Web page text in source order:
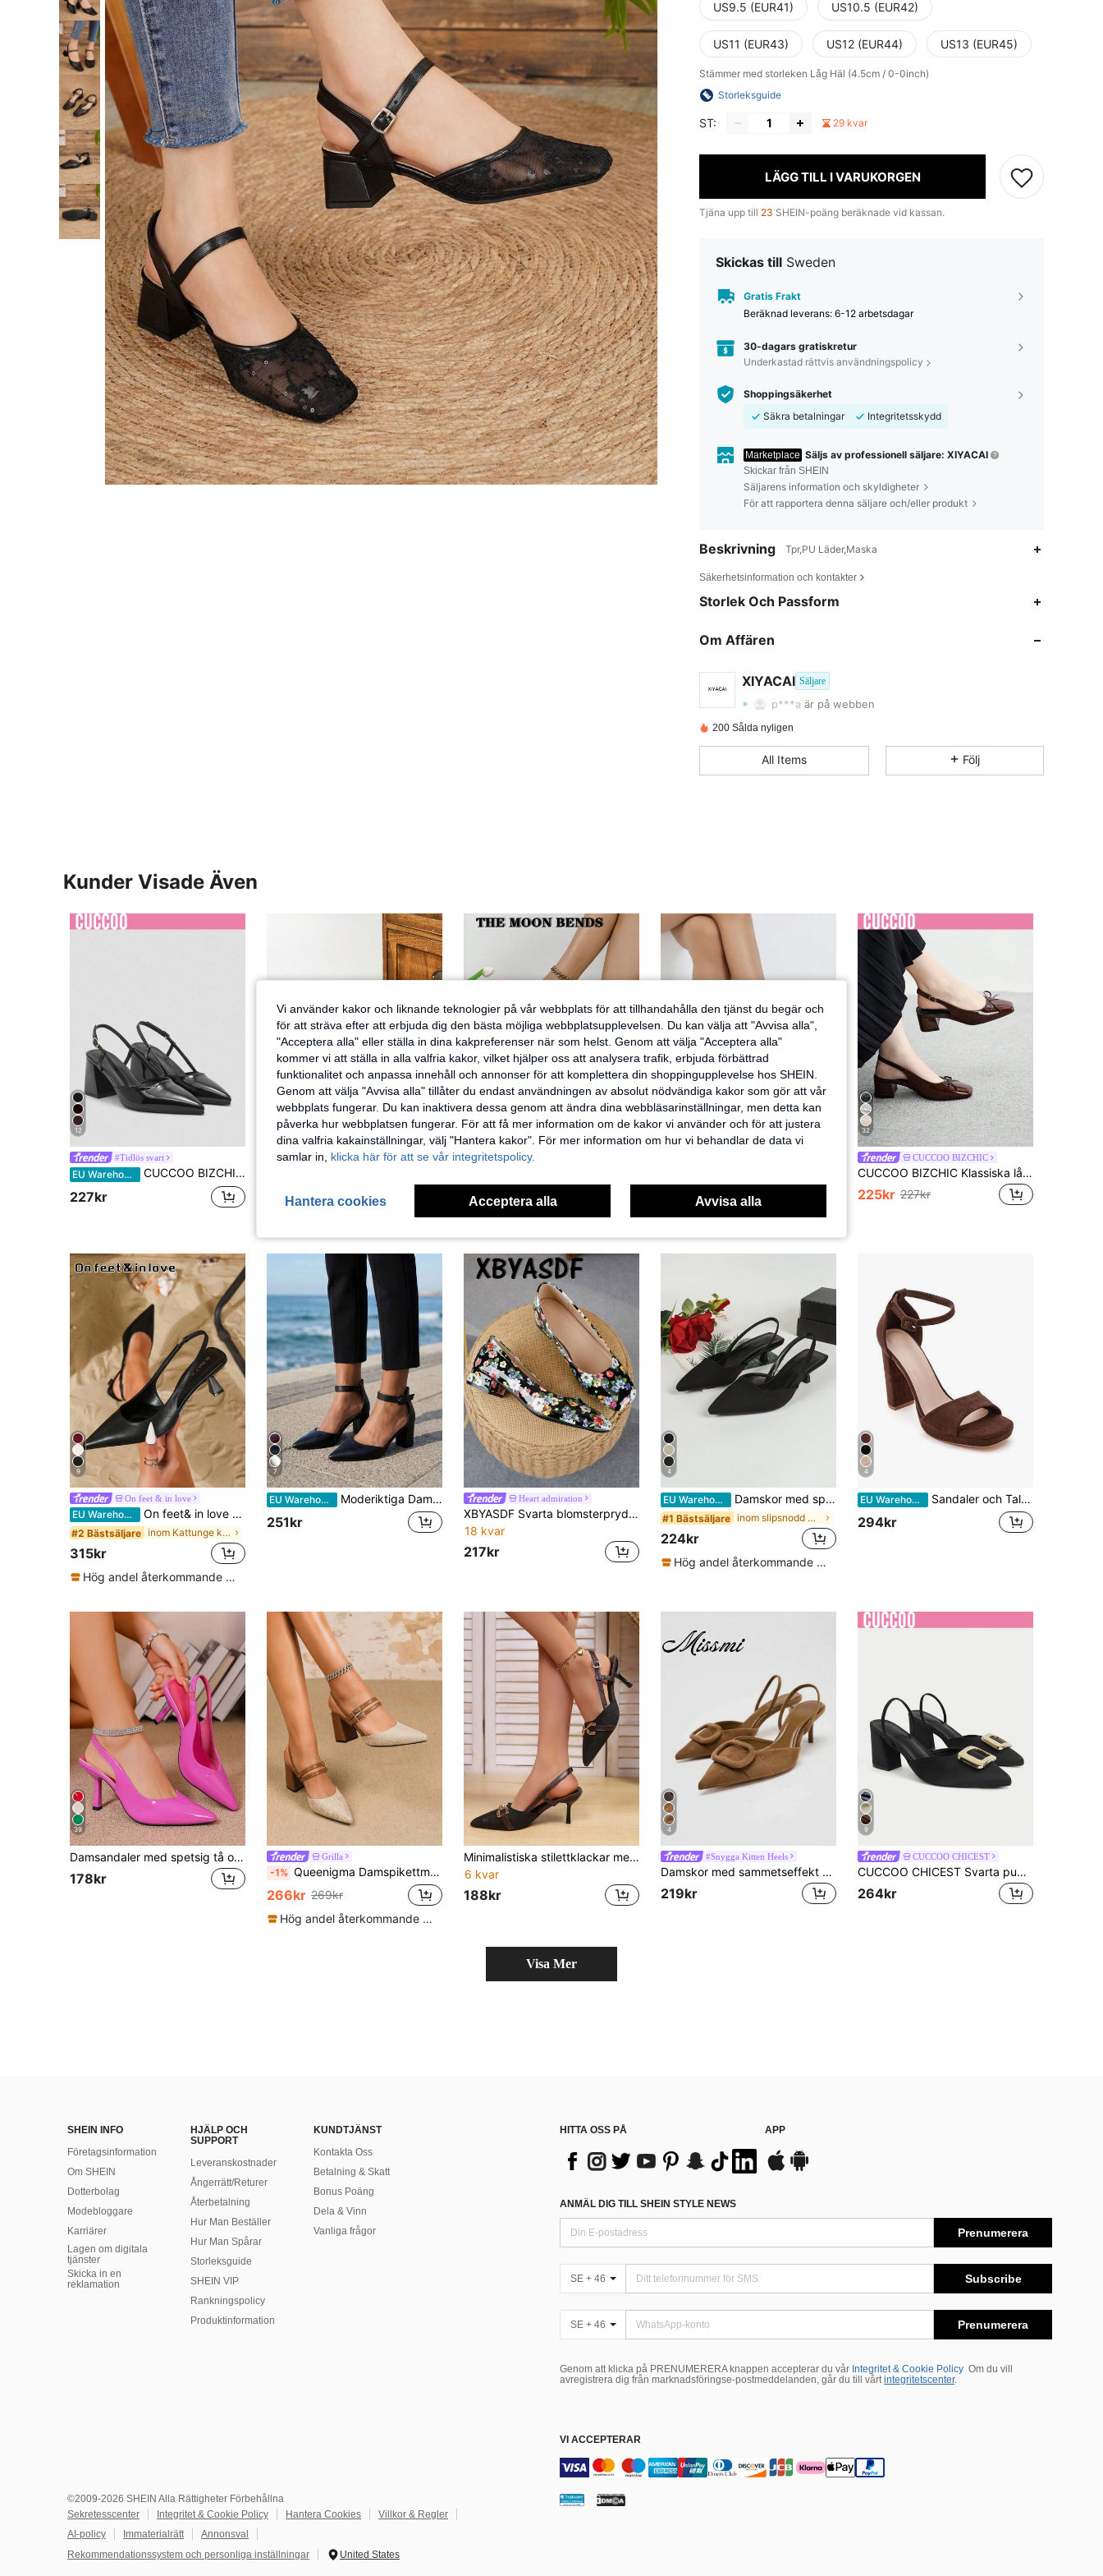
US9.5 (EUR41) US10.5 (EUR42)
US11 (EUR43) US12 (EUR44) US13 (EUR45)
Stämmer med storleken Låg Häl (4.5cm / 0-0inch)
Storleksguide
ST: 29 kvar
LÄGG TILL I VARUKORGEN
Tjäna upp till 23 SHEIN-poäng beräknade vid kassan.
Skickas till Sweden
Gratis Frakt
Beräknad leverans: 6-12 arbetsdagar
30-dagars gratiskretur
Underkastad rättvis användningspolicy
Shoppingsäkerhet
Säkra betalningar
Integritetsskydd
Marketplace Säljs av professionell säljare: XIYACAI
Skickar från SHEIN
Säljarens information och skyldigheter
För att rapportera denna säljare och/eller produkt
Beskrivning Tpr,PU Läder,Maska
Säkerhetsinformation och kontakter
Storlek Och Passform
Om Affären
XIYACAI Säljare
4.00 10
4.00
4.00 10
p***a är på webben
200 Sålda nyligen
All Items Följ
Kunder Visade Även
12
#Tidlös svart
EU Warehouse CUCCOO BIZCHIC Dammode Svart öppen klack spetsad tå med mitten av chunky hälpumpar, klassisk minimalistisk design Lämplig för pendling, datum, fest, semester, bröllop
227kr
2026 nya eleganta högklackade skor för kvinnor, pumps med fyrkantig tå, kraftig klack och låg vamp, rosettdesign, mångsidiga pendlar-skor med kraftig klack
5 32
CUCCOO BIZCHIC
CUCCOO BIZCHIC Klassiska låga pumps med grov klack i kaffefärg för kvinnor, eleganta för vardagsbruk, pendling och kontor till jul
225kr 227kr
9
On feet & in love
EU Warehouse On feet& in love Dammode Eleganta Spetsig Tå Högklackade Slingback Pumps Lämpliga För Klädmatchning, Eleganta, Kitten Heels
#2 Bästsäljare inom Kattunge klackar Kvinnor Pumpar
315kr
Hög andel återkommande kunder
7
EU Warehouse Moderiktiga Damskor Enfärgade Pu-läder Pumps Snygga Högklackade Skor
251kr
Heart admiration
XBYASDF Svarta blomsterprydda pumps för kvinnor med fyrkantig tå, kraftig klack, glansig låg vrist, slip-on, 3 cm låg klack, mångsidiga skor för pendling och dejt
18 kvar
217kr
4
EU Warehouse Damskor med spetsiga tå och stilettklack, slip-on, eleganta, kitten heels, fest, platåklackar för kvinnor
#1 Bästsäljare inom slipsnodd Kvinnor Pumps
224kr
Hög andel återkommande kunder
4
EU Warehouse Sandaler och Talons Bloc i Suédine och Plateformes i Bride Cheville
294kr
39
Damsandaler med spetsig tå och kitten klack
178kr
Grilla
-1% Queenigma Damspikettmule med hög klack och spetsig tå, aprikosfärgad elegant klädd slip-on-sko, mångsidig för fest och dagligt bruk med klänningar, elegant
266kr 269kr
Hög andel återkommande kunder
Minimalistiska stilettklackar med fyrkantig tå för dam, klassiska svarta kontors- och festskor, halkfria låga klackar, ovandel i tyg och gummisula
6 kvar
188kr
4
#Snygga Kitten Heels
Damskor med sammetseffekt och spetsiga höga klackar, Kitten Heels
219kr
9
CUCCOO CHICEST
CUCCOO CHICEST Svarta pumps i satin för kvinnor med hög klack, kraftig klack och fyrkantigt metallspänne, eleganta modiga skor med öppen häl för dejter och eftermiddagste
264kr
Visa Mer
SHEIN INFO
Företagsinformation
Om SHEIN
Dotterbolag
Modebloggare
Karriärer
Lagen om digitala
tjänster
Skicka in en
reklamation
HJÄLP OCH
SUPPORT
Leveranskostnader
Ångerrätt/Returer
Återbetalning
Hur Man Beställer
Hur Man Spårar
Storleksguide
SHEIN VIP
Rankningspolicy
​Produktinformation
KUNDTJÄNST
Kontakta Oss
Betalning & Skatt
Bonus Poäng
Dela & Vinn
Vanliga frågor
HITTA OSS PÅ APP
ANMÄL DIG TILL SHEIN STYLE NEWS
Prenumerera
SE + 46 Subscribe
SE + 46 Prenumerera
Genom att klicka på PRENUMERERA knappen accepterar du vår Integritet & Cookie Policy Om du vill
avregistrera dig från marknadsföringse-postmeddelanden, går du till vårtintegritetscenter.
VI ACCEPTERAR
©2009-2026 SHEIN Alla Rättigheter Förbehållna
Sekretesscenter
Integritet & Cookie Policy Hantera Cookies
Villkor & Regler
AI-policy
Immaterialrätt
Annonsval
Rekommendationssystem och personliga inställningar
United States
Vi använder kakor och liknande teknologier på vår webbplats för att tillhandahålla den tjänst du begär och
för att sträva efter att erbjuda dig den bästa möjliga webbplatsupplevelsen. Du kan välja att "Avvisa alla",
"Acceptera alla" eller ställa in dina kakpreferenser när som helst. Genom att välja "Acceptera alla"
kommer vi att ställa in alla valfria kakor, vilket hjälper oss att analysera trafik, erbjuda förbättrad
funktionalitet och anpassa innehåll och annonser för att komplettera din shoppingupplevelse hos SHEIN.
Genom att välja "Avvisa alla" tillåter du endast användningen av absolut nödvändiga kakor som gör att vår
webbplats fungerar. Du kan inaktivera dessa genom att ändra dina webbläsarinställningar, men detta kan
påverka hur webbplatsen fungerar. För att få mer information om de kakor vi använder och för att justera
dina valfria kakainställningar, välj "Hantera kakor". För mer information om hur vi behandlar de data vi
samlar in, klicka här för att se vår integritetspolicy.
Hantera cookies Acceptera alla Avvisa alla